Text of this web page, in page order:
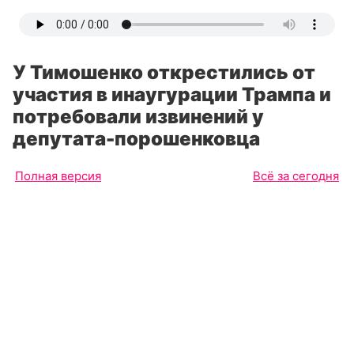
У Тимошенко открестились от
участия в инаугурации Трампа и
потребовали извинений у
депутата-порошенковца
Полная версия Всё за сегодня